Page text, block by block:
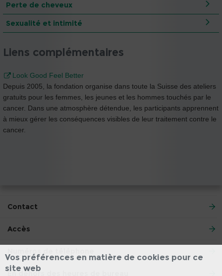
Perte de cheveux
Sexualité et intimité
Liens complémentaires
Look Good Feel Better
Depuis 2005, la fondation organise dans toute la Suisse des ateliers
gratuits pour les femmes, les jeunes et les hommes touchés par le
cancer. Dans une atmosphère détendue, les participants apprennent
à mieux gérer les conséquences visibles de leur traitement contre le
cancer.
Contact
Accès
En dehors des heures de bureau
Vos préférences en matière de cookies pour ce
site web